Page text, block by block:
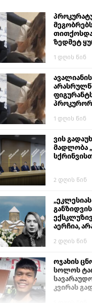
ზედმეტ
გიგა
1 დღის წინ
1 დღის წინ
ვის
მადლობა
2 დღის წინ
აერჩია,
2 დღის წინ
ოჯახის
სოლოს
კვირას